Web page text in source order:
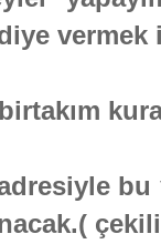
vermek
bu